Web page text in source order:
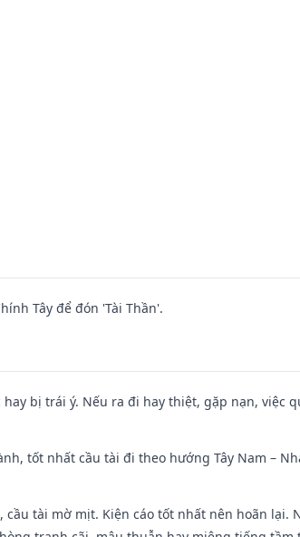
Tây để đón 'Tài Thần'.
hay bị trái ý. Nếu ra đi hay thiệt, gặp nạn, việc
tốt nhất cầu tài đi theo hướng Tây Nam –
cầu tài mờ mịt. Kiện cáo tốt nhất nên hoãn lại.